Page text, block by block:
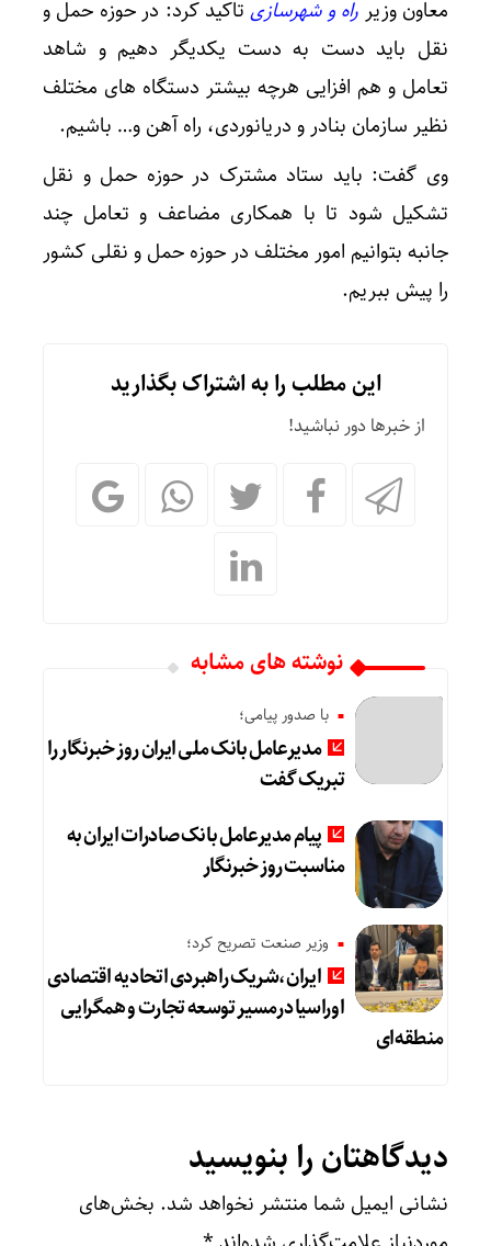
معاون وزیر راه و شهرسازیتاکید کرد: در حوزه حمل و
نقل باید دست به دست یکدیگر دهیم و شاهد
تعامل و هم افزایی هرچه بیشتر دستگاه های مختلف
نظیر سازمان بنادر و دریانوردی، راه آهن و… باشیم.
وی گفت: باید ستاد مشترک در حوزه حمل و نقل
تشکیل شود تا با همکاری مضاعف و تعامل چند
جانبه بتوانیم امور مختلف در حوزه حمل و نقلی کشور
را پیش ببریم.
این مطلب را به اشتراک بگذارید
از خبرها دور نباشید!
نوشته های مشابه
با صدور پیامی؛
مدیرعامل بانک ملی ایران روز خبرنگار را
تبریک گفت
پیام مدیرعامل بانک صادرات ایران به
مناسبت روز خبرنگار
وزیر صنعت تصریح کرد؛
ایران،شریک راهبردی اتحادیه اقتصادی
اوراسیا درمسیر توسعه تجارت و همگرایی
منطقه‌ای
دیدگاهتان را بنویسید
نشانی ایمیل شما منتشر نخواهد شد. بخش‌های